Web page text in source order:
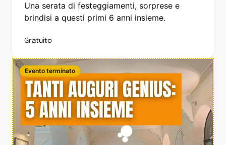
Una serata di festeggiamenti, sorprese e
brindisi a questi primi 6 anni insieme.
Gratuito
Evento terminato